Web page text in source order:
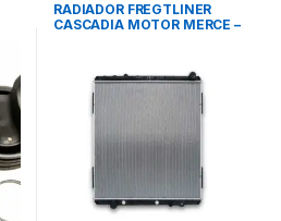
RADIADOR FREGTLINER
CASCADIA MOTOR MERCE –